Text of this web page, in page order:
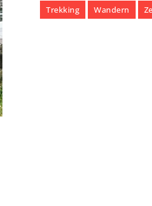
Trekking
Wandern